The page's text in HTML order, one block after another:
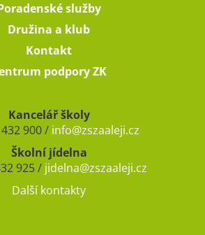
služby
Družina a klub
Kontakt
podpory ZK
Kancelář školy
900 / info@zszaaleji.cz
Školní jídelna
925 / jidelna@zszaaleji.cz
Další kontakty